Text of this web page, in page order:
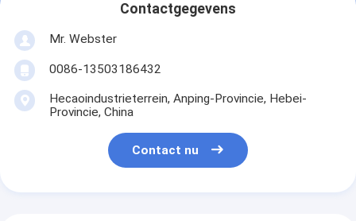
Contactgegevens
Mr. Webster
0086-13503186432
Hecaoindustrieterrein, Anping-Provincie, Hebei-
Provincie, China
Contact nu